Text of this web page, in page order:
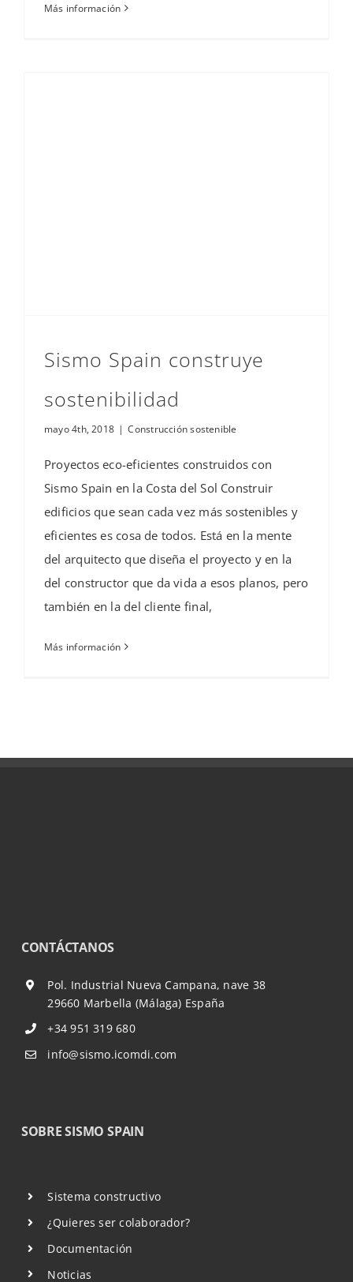
Más información
Sismo Spain construye
sostenibilidad
mayo 4th, 2018 | Construcción sostenible
Proyectos eco-eficientes construidos con
Sismo Spain en la Costa del Sol Construir
edificios que sean cada vez más sostenibles y
eficientes es cosa de todos. Está en la mente
del arquitecto que diseña el proyecto y en la
del constructor que da vida a esos planos, pero
también en la del cliente final,
Más información
SOBRE SISMO SPAIN
Sistema constructivo
¿Quieres ser colaborador?
Documentación
Noticias
CONTÁCTANOS
Pol. Industrial Nueva Campana, nave 38
29660 Marbella (Málaga) España
+34 951 319 680
info@sismo.icomdi.com